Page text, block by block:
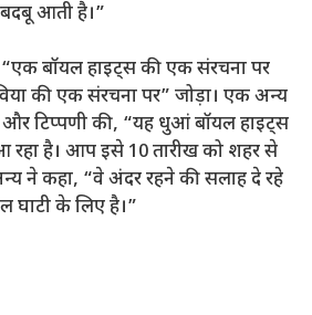
आती है।”
बॉयल हाइट्स की एक संरचना पर
की एक संरचना पर” जोड़ा। एक अन्य
और टिप्पणी की, “यह धुआं बॉयल हाइट्स
है। आप इसे 10 तारीख को शहर से
ने कहा, “वे अंदर रहने की सलाह दे रहे
घाटी के लिए है।”